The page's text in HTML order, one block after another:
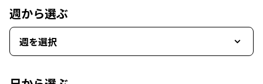
週から選ぶ
週を選択